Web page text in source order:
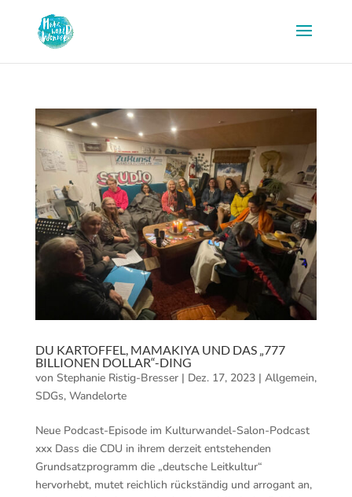
DU KARTOFFEL, MAMAKIYA UND DAS „777
BILLIONEN DOLLAR“-DING
von Stephanie Ristig-Bresser| Dez. 17, 2023| Allgemein,
SDGs, Wandelorte
Neue Podcast-Episode im Kulturwandel-Salon-Podcast
xxx Dass die CDU in ihrem derzeit entstehenden
Grundsatzprogramm die „deutsche Leitkultur“
hervorhebt, mutet reichlich rückständig und arrogant an,